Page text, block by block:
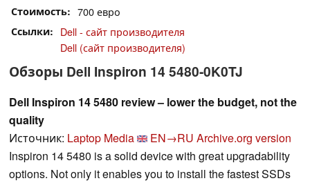
Стоимость 700 евро
Ссылки
Dell - сайт производителя
Dell (сайт производителя)
Обзоры Dell Inspiron 14 5480-0K0TJ
Dell Inspiron 14 5480 review – lower the budget, not the
quality
Источник: Laptop Media EN→RU Archive.org version
Inspiron 14 5480 is a solid device with great upgradability
options. Not only it enables you to install the fastest SSDs